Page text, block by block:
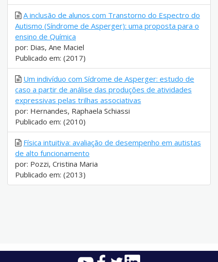
A inclusão de alunos com Transtorno do Espectro do
Autismo (Síndrome de Asperger): uma proposta para o
ensino de Química
por: Dias, Ane Maciel
Publicado em: (2017)
Um indivíduo com Sídrome de Asperger: estudo de
caso a partir de análise das produções de atividades
expressivas pelas trilhas associativas
por: Hernandes, Raphaela Schiassi
Publicado em: (2010)
Física intuitiva: avaliação de desempenho em autistas
de alto funcionamento
por: Pozzi, Cristina Maria
Publicado em: (2013)